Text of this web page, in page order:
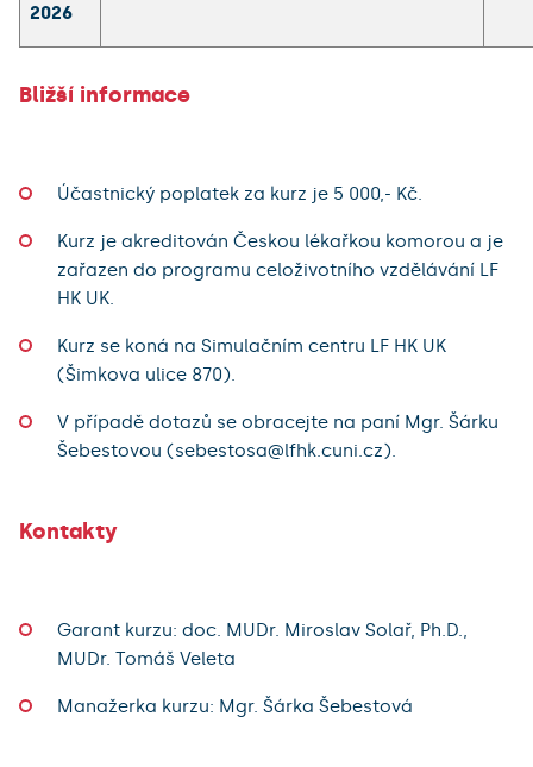
2026
Bližší informace
Účastnický poplatek za kurz je 5 000,- Kč.
Kurz je akreditován Českou lékařkou komorou a je
zařazen do programu celoživotního vzdělávání LF
HK UK.
Kurz se koná na Simulačním centru LF HK UK
(Šimkova ulice 870).
V případě dotazů se obracejte na paní Mgr. Šárku
Šebestovou (sebestosa@lfhk.cuni.cz).
Kontakty
Garant kurzu: doc. MUDr. Miroslav Solař, Ph.D.,
MUDr. Tomáš Veleta
Manažerka kurzu: Mgr. Šárka Šebestová